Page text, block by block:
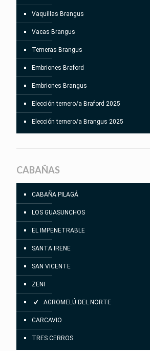
Vaquillas Brangus
Vacas Brangus
Terneras Brangus
Embriones Braford
Embriones Brangus
Elección ternero/a Braford 2025
Elección ternero/a Brangus 2025
CABAÑAS
CABAÑA PILAGÁ
LOS GUASUNCHOS
EL IMPENETRABLE
SANTA IRENE
SAN VICENTE
ZENI
AGROMELÚ DEL NORTE
CARCAVIO
TRES CERROS